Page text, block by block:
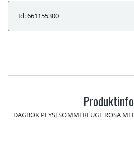
Id: 661155300
Produktinfo
DAGBOK PLYSJ SOMMERFUGL ROSA